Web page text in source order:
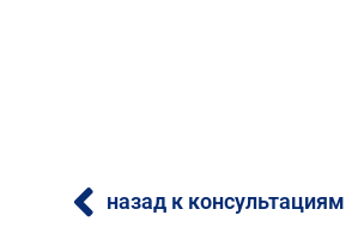
назад к консультациям